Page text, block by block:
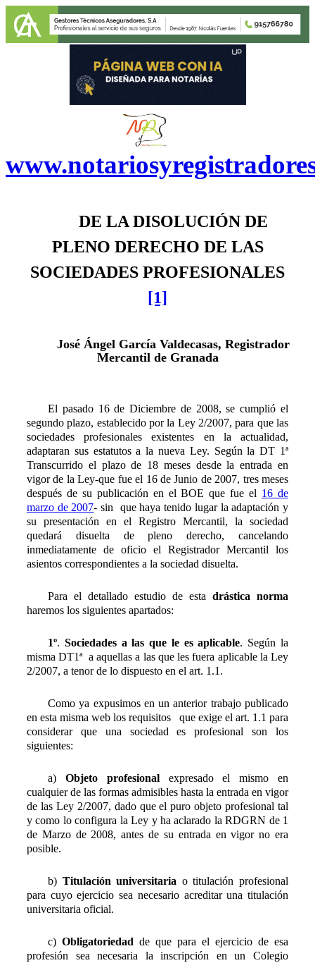
DE LA DISOLUCIÓN DE
PLENO DERECHO DE LAS
SOCIEDADES PROFESIONALES
[1]
José Ángel García Valdecasas, Registrador
Mercantil de Granada
El pasado 16 de Diciembre de 2008, se cumplió el
segundo plazo, establecido por la Ley 2/2007, para que las
sociedades profesionales existentes en la actualidad,
adaptaran sus estatutos a la nueva Ley. Según la DT 1ª
Transcurrido el plazo de 18 meses desde la entrada en
vigor de la Ley-que fue el 16 de Junio de 2007, tres meses
después de su publicación en el BOE que fue el 16 de
marzo de 2007- sin que haya tenido lugar la adaptación y
su presentación en el Registro Mercantil, la sociedad
quedará disuelta de pleno derecho, cancelando
inmediatamente de oficio el Registrador Mercantil los
asientos correspondientes a la sociedad disuelta.
Para el detallado estudio de esta drástica norma
haremos los siguientes apartados:
1º. Sociedades a las que le es aplicable. Según la
misma DT1ª a aquellas a las que les fuera aplicable la Ley
2/2007, a tenor de lo dispuesto en el art. 1.1.
Como ya expusimos en un anterior trabajo publicado
en esta misma web los requisitos que exige el art. 1.1 para
considerar que una sociedad es profesional son los
siguientes:
a) Objeto profesionalexpresado el mismo en
cualquier de las formas admisibles hasta la entrada en vigor
de las Ley 2/2007, dado que el puro objeto profesional tal
y como lo configura la Ley y ha aclarado la RDGRN de 1
de Marzo de 2008, antes de su entrada en vigor no era
posible.
b) Titulación universitaria o titulación profesional
para cuyo ejercicio sea necesario acreditar una titulación
universitaria oficial.
c) Obligatoriedad de que para el ejercicio de esa
profesión sea necesaria la inscripción en un Colegio